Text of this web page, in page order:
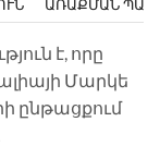
ԱՌԱՔՄԱՆ
է, որը
Մարկե
ընթացքում